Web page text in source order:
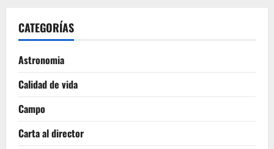
CATEGORÍAS
Astronomia
Calidad de vida
Campo
Carta al director